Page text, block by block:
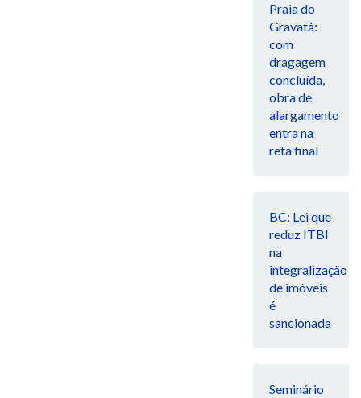
Praia do
Gravatá:
com
dragagem
concluída,
obra de
alargamento
entra na
reta final
BC: Lei que
reduz ITBI
na
integralização
de imóveis
é
sancionada
Seminário